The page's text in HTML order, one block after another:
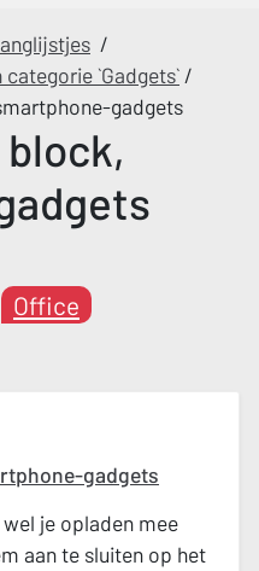
/
`Gadgets` /
gadgets
Office
gadgets
je opladen mee
aan te sluiten op het